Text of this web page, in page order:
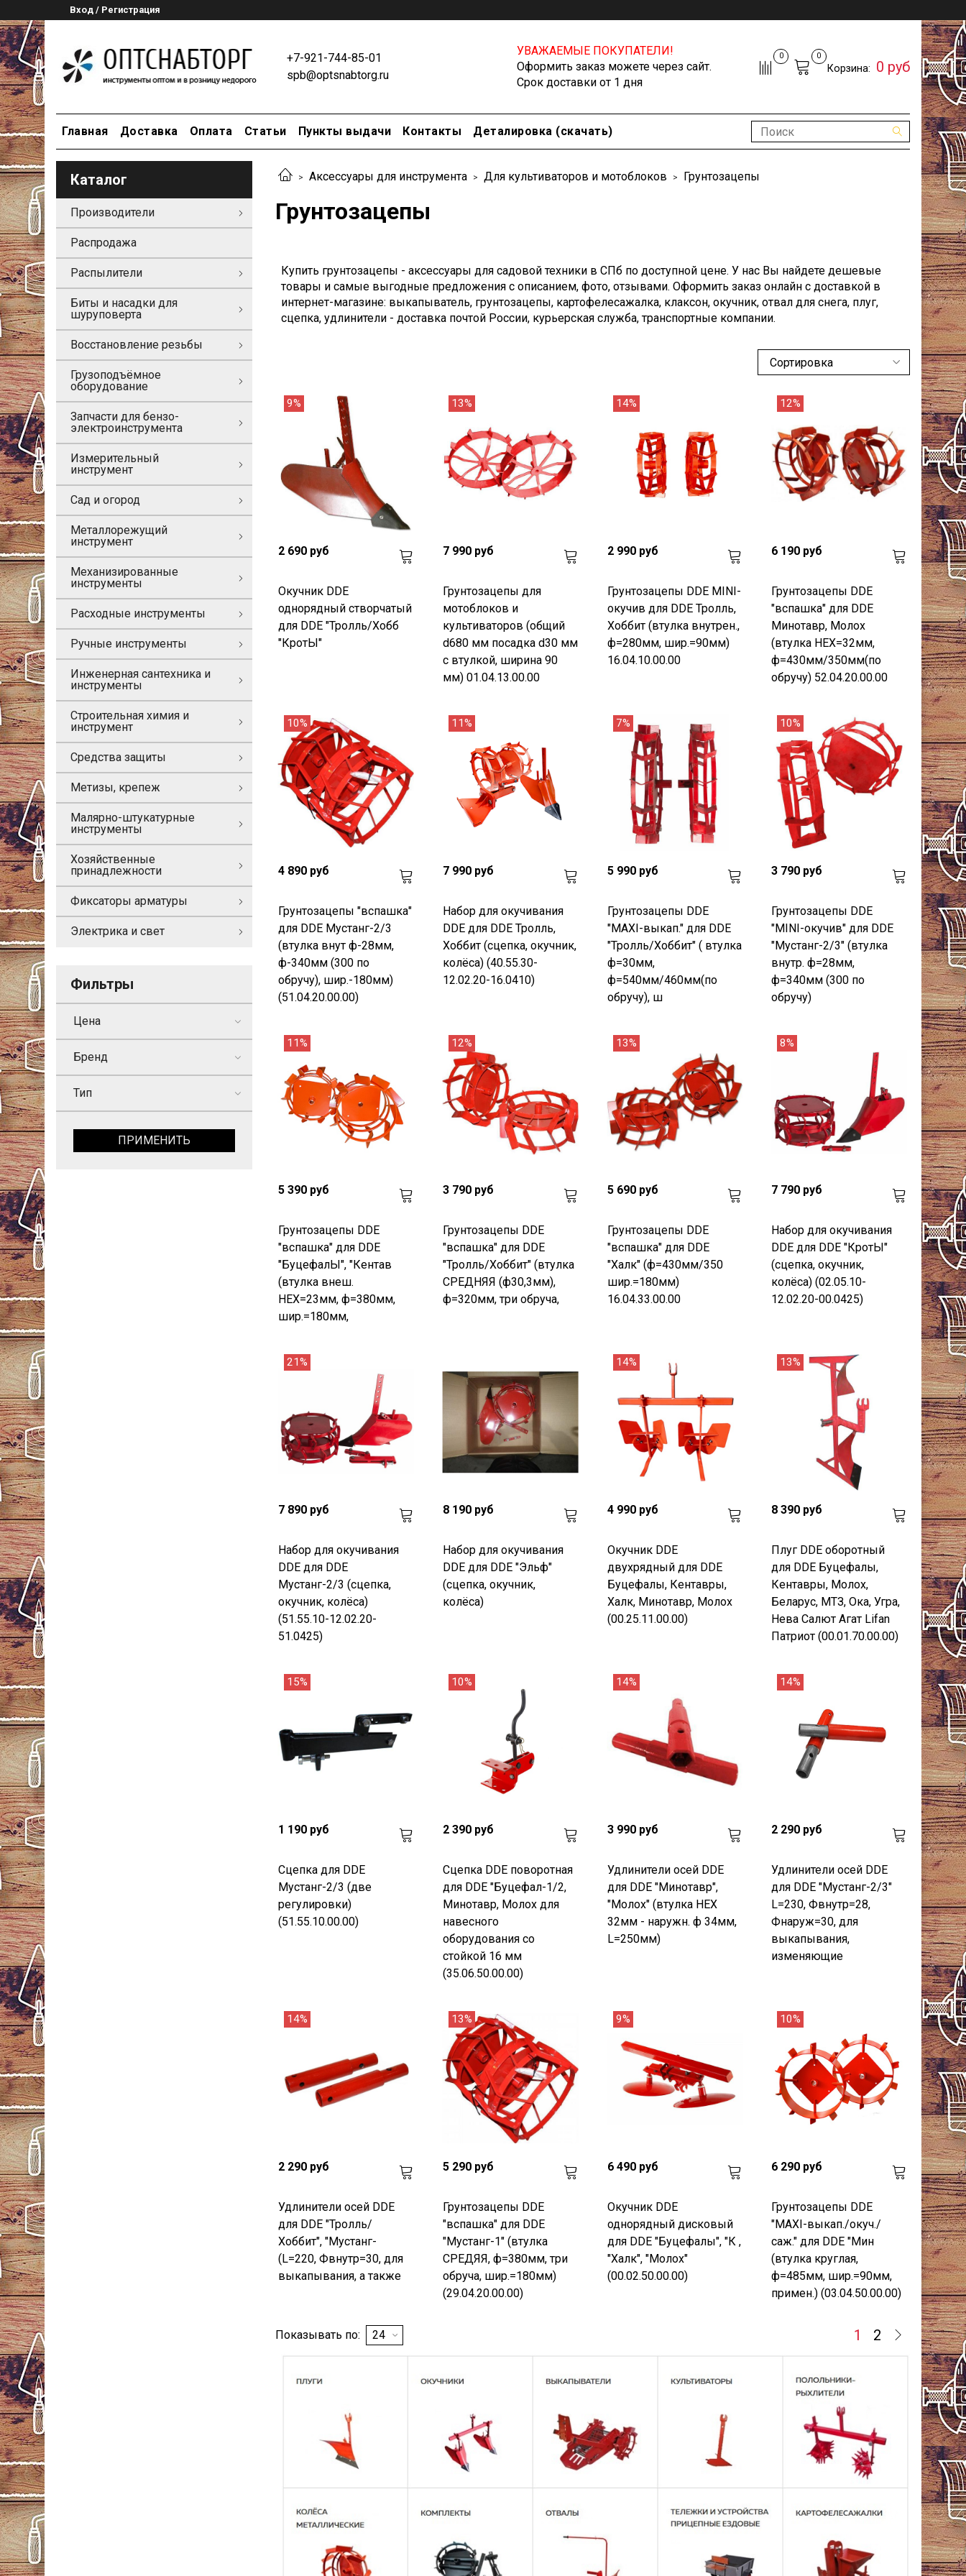
Вход / Регистрация
+7-921-744-85-01
spb@optsnabtorg.ru
УВАЖАЕМЫЕ ПОКУПАТЕЛИ!
Оформить заказ можете через сайт.
Срок доставки от 1 дня
0 0
Корзина: 0 руб
Главная Доставка Оплата Статьи Пункты выдачи Контакты Деталировка (скачать)
Аксессуары для инструмента Для культиваторов и мотоблоков Грунтозацепы
Грунтозацепы
Купить грунтозацепы - аксессуары для садовой техники в СПб по доступной цене. У нас Вы найдете дешевые
товары и самые выгодные предложения с описанием, фото, отзывами. Оформить заказ онлайн с доставкой в
интернет-магазине: выкапыватель, грунтозацепы, картофелесажалка, клаксон, окучник, отвал для снега, плуг,
сцепка, удлинители - доставка почтой России, курьерская служба, транспортные компании.
9%
2 690 руб
Окучник DDE
однорядный створчатый
для DDE "Тролль/Хобб
"КротЫ"
13%
7 990 руб
Грунтозацепы для
мотоблоков и
культиваторов (общий
d680 мм посадка d30 мм
с втулкой, ширина 90
мм) 01.04.13.00.00
14%
2 990 руб
Грунтозацепы DDE MINI-
окучив для DDE Тролль,
Хоббит (втулка внутрен.,
ф=280мм, шир.=90мм)
16.04.10.00.00
12%
6 190 руб
Грунтозацепы DDE
"вспашка" для DDE
Минотавр, Молох
(втулка HEX=32мм,
ф=430мм/350мм(по
обручу) 52.04.20.00.00
10%
4 890 руб
Грунтозацепы "вспашка"
для DDE Мустанг-2/3
(втулка внут ф-28мм,
ф-340мм (300 по
обручу), шир.-180мм)
(51.04.20.00.00)
11%
7 990 руб
Набор для окучивания
DDE для DDE Тролль,
Хоббит (сцепка, окучник,
колёса) (40.55.30-
12.02.20-16.0410)
7%
5 990 руб
Грунтозацепы DDE
"MAXI-выкап." для DDE
"Тролль/Хоббит" ( втулка
ф=30мм,
ф=540мм/460мм(по
обручу), ш
10%
3 790 руб
Грунтозацепы DDE
"MINI-окучив" для DDE
"Мустанг-2/3" (втулка
внутр. ф=28мм,
ф=340мм (300 по
обручу)
11%
5 390 руб
Грунтозацепы DDE
"вспашка" для DDE
"БуцефалЫ", "Кентав
(втулка внеш.
HEX=23мм, ф=380мм,
шир.=180мм,
12%
3 790 руб
Грунтозацепы DDE
"вспашка" для DDE
"Тролль/Хоббит" (втулка
СРЕДНЯЯ (ф30,3мм),
ф=320мм, три обруча,
13%
5 690 руб
Грунтозацепы DDE
"вспашка" для DDE
"Халк" (ф=430мм/350
шир.=180мм)
16.04.33.00.00
8%
7 790 руб
Набор для окучивания
DDE для DDE "КротЫ"
(сцепка, окучник,
колёса) (02.05.10-
12.02.20-00.0425)
21%
7 890 руб
Набор для окучивания
DDE для DDE
Мустанг-2/3 (сцепка,
окучник, колёса)
(51.55.10-12.02.20-
51.0425)
8 190 руб
Набор для окучивания
DDE для DDE "Эльф"
(сцепка, окучник,
колёса)
14%
4 990 руб
Окучник DDE
двухрядный для DDE
Буцефалы, Кентавры,
Халк, Минотавр, Молох
(00.25.11.00.00)
13%
8 390 руб
Плуг DDE оборотный
для DDE Буцефалы,
Кентавры, Молох,
Беларус, МТЗ, Ока, Угра,
Нева Салют Агат Lifan
Патриот (00.01.70.00.00)
15%
1 190 руб
Сцепка для DDE
Мустанг-2/3 (две
регулировки)
(51.55.10.00.00)
10%
2 390 руб
Сцепка DDE поворотная
для DDE "Буцефал-1/2,
Минотавр, Молох для
навесного
оборудования со
стойкой 16 мм
(35.06.50.00.00)
14%
3 990 руб
Удлинители осей DDE
для DDE "Минотавр",
"Молох" (втулка HEX
32мм - наружн. ф 34мм,
L=250мм)
14%
2 290 руб
Удлинители осей DDE
для DDE "Мустанг-2/3"
L=230, Фвнутр=28,
Фнаруж=30, для
выкапывания,
изменяющие
14%
2 290 руб
Удлинители осей DDE
для DDE "Тролль/
Хоббит", "Мустанг-
(L=220, Фвнутр=30, для
выкапывания, а также
13%
5 290 руб
Грунтозацепы DDE
"вспашка" для DDE
"Мустанг-1" (втулка
СРЕДЯЯ, ф=380мм, три
обруча, шир.=180мм)
(29.04.20.00.00)
9%
6 490 руб
Окучник DDE
однорядный дисковый
для DDE "Буцефалы", "К ,
"Халк", "Молох"
(00.02.50.00.00)
10%
6 290 руб
Грунтозацепы DDE
"MAXI-выкап./окуч./
саж." для DDE "Мин
(втулка круглая,
ф=485мм, шир.=90мм,
примен.) (03.04.50.00.00)
Показывать по: 1 2
Каталог
Производители
Распродажа
Распылители
Биты и насадки для
шуруповерта
Восстановление резьбы
Грузоподъёмное
оборудование
Запчасти для бензо-
электроинструмента
Измерительный
инструмент
Сад и огород
Металлорежущий
инструмент
Механизированные
инструменты
Расходные инструменты
Ручные инструменты
Инженерная сантехника и
инструменты
Строительная химия и
инструмент
Средства защиты
Метизы, крепеж
Малярно-штукатурные
инструменты
Хозяйственные
принадлежности
Фиксаторы арматуры
Электрика и свет
Фильтры
Цена
Бренд
Тип
ПРИМЕНИТЬ